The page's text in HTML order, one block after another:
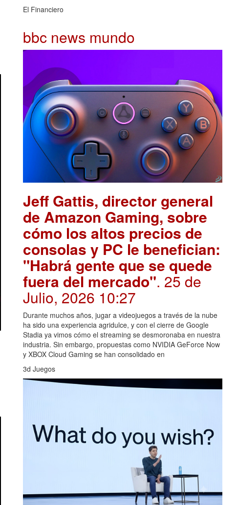
El Financiero
bbc news mundo
Jeff Gattis, director general
de Amazon Gaming, sobre
cómo los altos precios de
consolas y PC le benefician:
"Habrá gente que se quede
fuera del mercado". 25 de
Julio, 2026 10:27
Durante muchos años, jugar a videojuegos a través de la nube
ha sido una experiencia agridulce, y con el cierre de Google
Stadia ya vimos cómo el streaming se desmoronaba en nuestra
industria. Sin embargo, propuestas como NVIDIA GeForce Now
y XBOX Cloud Gaming se han consolidado en
3d Juegos